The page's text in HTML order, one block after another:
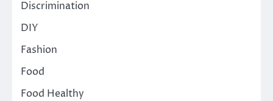
Discrimination
DIY
Fashion
Food
Food Healthy